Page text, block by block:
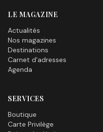
LE MAGAZINE
Actualités
Nos magazines
Destinations
Carnet d'adresses
Agenda
SERVICES
Boutique
Carte Privilège